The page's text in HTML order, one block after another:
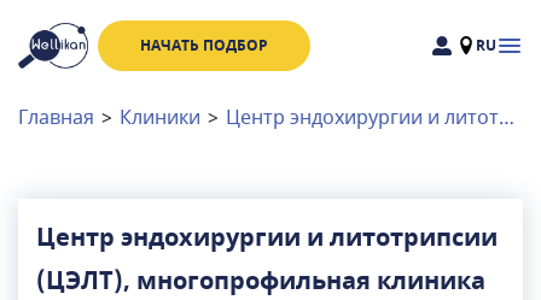
НАЧАТЬ ПОДБОР RU
Доктора
Клиники
Главная > Клиники > Центр эндохирургии и литотрипсии (ЦЭЛТ), многопрофильная клиника
Центр эндохирургии и литотрипсии
(ЦЭЛТ), многопрофильная клиника